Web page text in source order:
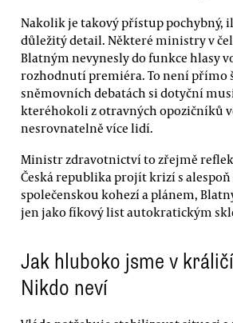
Nakolik je takový přístup pochybný,
důležitý detail. Některé ministry v
Blatným nevynesly do funkce hlasy
rozhodnutí premiéra. To není přímo
sněmovních debatách si dotyční
kteréhokoli z otravných opozičníků
nesrovnatelně více lidí.
Ministr zdravotnictví to zřejmě
Česká republika projít krizí s
společenskou kohezí a plánem,
jen jako fíkový list autokratickým
Jak hluboko jsme v
Nikdo neví